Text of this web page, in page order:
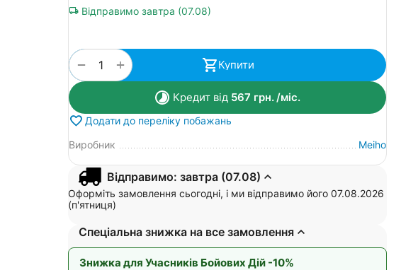
Відправимо завтра (07.08)
+
− Купити
Кредит від 567 грн./міс.
Додати до переліку побажань
Виробник
Meiho
Відправимо: завтра (07.08)
Оформіть замовлення сьогодні, і ми відправимо його 07.08.2026
(п'ятниця)
Спеціальна знижка на все замовлення
Знижка для Учасників Бойових Дій -10%